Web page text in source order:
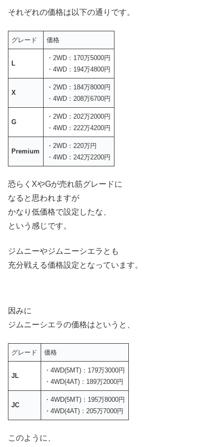
それぞれの価格は以下の通りです。
グレード 価格
L
・2WD：170万5000円
・4WD：194万4800円
X
・2WD：184万8000円
・4WD：208万6700円
G
・2WD：202万2000円
・4WD：222万4200円
Premium
・2WD：220万円
・4WD：242万2200円
恐らくXやGが売れ筋グレードに
なると思われますが
かなり低価格で設定したな、
という感じです。
ジムニーやジムニーシエラとも
充分戦える価格設定となっています。
因みに
ジムニーシエラの価格はというと、
グレード 価格
JL
・4WD(5MT)：179万3000円
・4WD(4AT)：189万2000円
JC
・4WD(5MT)：195万8000円
・4WD(4AT)：205万7000円
このように、